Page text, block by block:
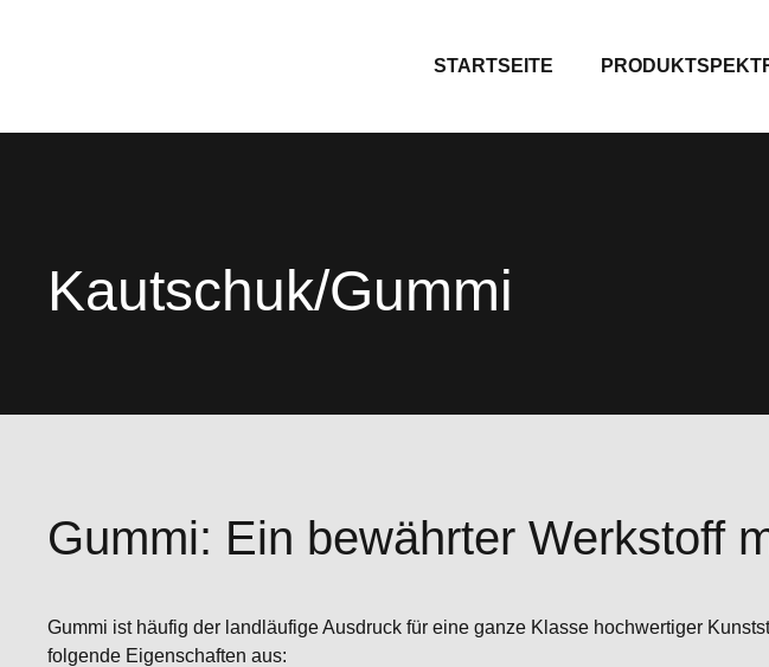
STARTSEITE
Kautschuk/Gummi
Gummi: Ein bewährter Werkstoff
Gummi ist häufig der landläufige Ausdruck für eine ganze Klasse hochwertiger
folgende Eigenschaften aus: